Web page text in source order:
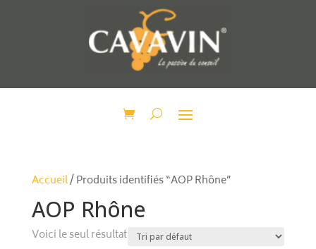
Accueil/ Produits identifiés “AOP Rhône”
AOP Rhône
Voici le seul résultat